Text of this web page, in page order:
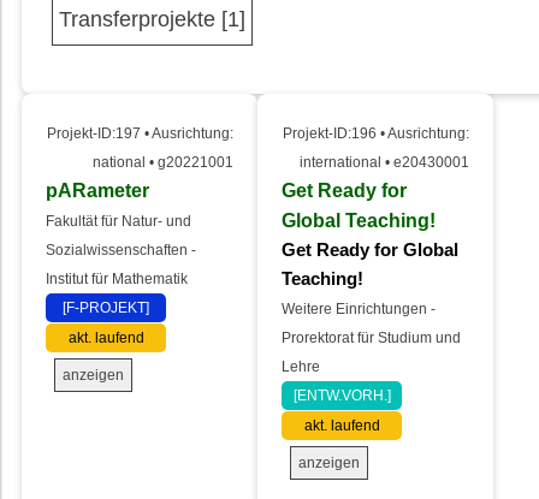
Transferprojekte [1]
Projekt-ID:197 • Ausrichtung:
national • g20221001
pARameter
Fakultät für Natur- und
Sozialwissenschaften -
Institut für Mathematik
[F-PROJEKT]
akt. laufend
anzeigen
Projekt-ID:196 • Ausrichtung:
international • e20430001
Get Ready for
Global Teaching!
Get Ready for Global
Teaching!
Weitere Einrichtungen -
Prorektorat für Studium und
Lehre
[ENTW.VORH.]
akt. laufend
anzeigen